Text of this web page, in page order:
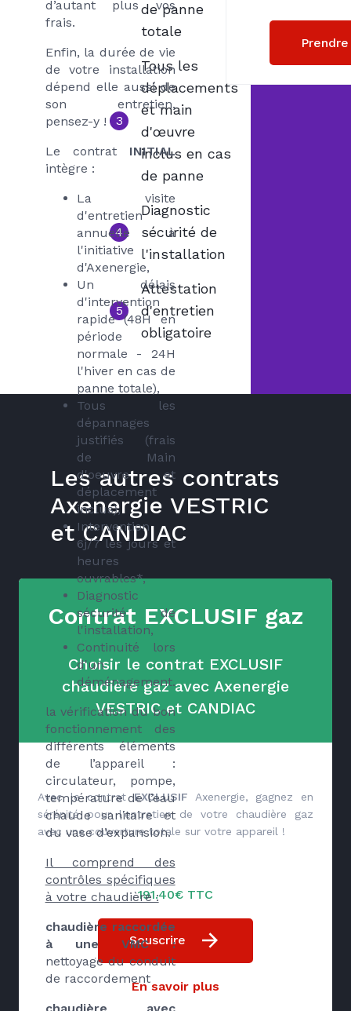
d’autant plus vos
frais.
Enfin, la durée de vie
de votre installation
dépend elle aussi de
son entretien,
pensez-y !
Le contrat INITIAL
intègre :
La visite
d'entretien
annuelle à
l'initiative
d'Axenergie,
Un délais
d'intervention
rapide (48H en
période
normale - 24H
l'hiver en cas de
panne totale),
Tous les
dépannages
justifiés (frais
de Main
d'oeuvre et
déplacement
inclus),
Intervention
6j/7 les jours et
heures
ouvrables*,
Diagnostic
sécurité de
l'installation,
Continuité lors
d'un
déménagement.
la vérification du bon
fonctionnement des
différents éléments
de l’appareil :
circulateur, pompe,
température de l’eau
chaude sanitaire et
du vase d’expansion.
Il comprend des
contrôles spécifiques
à votre chaudière :
chaudière raccordée
à une VMC :
nettoyage du conduit
de raccordement
de panne
totale
3
Tous les
déplacements
et main
d'œuvre
inclus en cas
de panne
4
Diagnostic
sécurité de
l'installation
5
Attestation
d'entretien
obligatoire
Les autres contrats
Axenergie VESTRIC
et CANDIAC
Contrat EXCLUSIF gaz
Choisir le contrat EXCLUSIF
chaudière gaz avec Axenergie
VESTRIC et CANDIAC
Avec le contratEXCLUSIF Axenergie, gagnez en
sérénité pour l'entretien de votre chaudière gaz
avec une couverture totale sur votre appareil !
191.40€ TTC
Souscrire
En savoir plus